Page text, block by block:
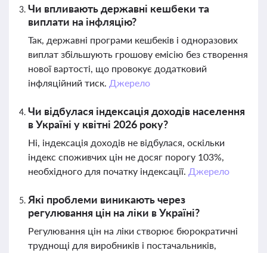
Чи впливають державні кешбеки та
виплати на інфляцію?
Так, державні програми кешбеків і одноразових
виплат збільшують грошову емісію без створення
нової вартості, що провокує додатковий
інфляційний тиск. Джерело
Чи відбулася індексація доходів населення
в Україні у квітні 2026 року?
Ні, індексація доходів не відбулася, оскільки
індекс споживчих цін не досяг порогу 103%,
необхідного для початку індексації. Джерело
Які проблеми виникають через
регулювання цін на ліки в Україні?
Регулювання цін на ліки створює бюрократичні
труднощі для виробників і постачальників,